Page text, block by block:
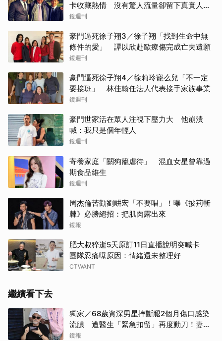
卡收藏熱情 沒有驚人流量卻留下真實人生
記錄
鏡週刊
豪門逼死徐子翔3／徐子翔「找到生命中無
條件的愛」 譚以欣赴歐療傷完成亡夫遺願
鏡週刊
豪門逼死徐子翔4／徐莉玲寵么兒「不一定
要接班」 林佳翰任法人代表接手家族事業
鏡週刊
豪門世家活在眾人注視下壓力大 他崩潰
喊：我只是個年輕人
鏡週刊
寄養家庭「關狗籠虐待」 混血女星曾靠過
期食品維生
鏡週刊
周杰倫苦勸劉畊宏「不要唱」！曝《披荊斬
棘》必勝絕招：把肌肉露出來
鏡報
肥大叔猝逝5天原訂11日直播說明突喊卡
團隊忍痛曝原因：情緒還未整理好
CTWANT
繼續看下去
獨家／68歲資深男星摔斷腿2個月傷口感染
流膿 遭醫生「緊急扣留」再度動刀！妻心
力交瘁曝現況
鏡報